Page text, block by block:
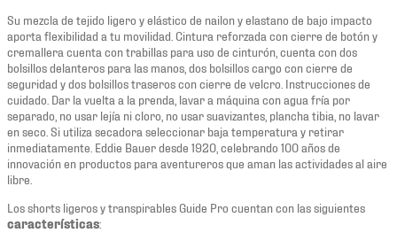
Su mezcla de tejido ligero y elástico de nailon y elastano de bajo impacto
aporta flexibilidad a tu movilidad. Cintura reforzada con cierre de botón y
cremallera cuenta con trabillas para uso de cinturón, cuenta con dos
bolsillos delanteros para las manos, dos bolsillos cargo con cierre de
seguridad y dos bolsillos traseros con cierre de velcro. Instrucciones de
cuidado. Dar la vuelta a la prenda, lavar a máquina con agua fría por
separado, no usar lejía ni cloro, no usar suavizantes, plancha tibia, no lavar
en seco. Si utiliza secadora seleccionar baja temperatura y retirar
inmediatamente. Eddie Bauer desde 1920, celebrando 100 años de
innovación en productos para aventureros que aman las actividades al aire
libre.
Los shorts ligeros y transpirables Guide Pro cuentan con las siguientes
características: